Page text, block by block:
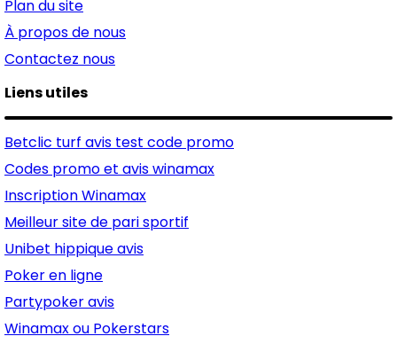
Plan du site
À propos de nous
Contactez nous
Liens utiles
Betclic turf avis test code promo
Codes promo et avis winamax
Inscription Winamax
Meilleur site de pari sportif
Unibet hippique avis
Poker en ligne
Partypoker avis
Winamax ou Pokerstars